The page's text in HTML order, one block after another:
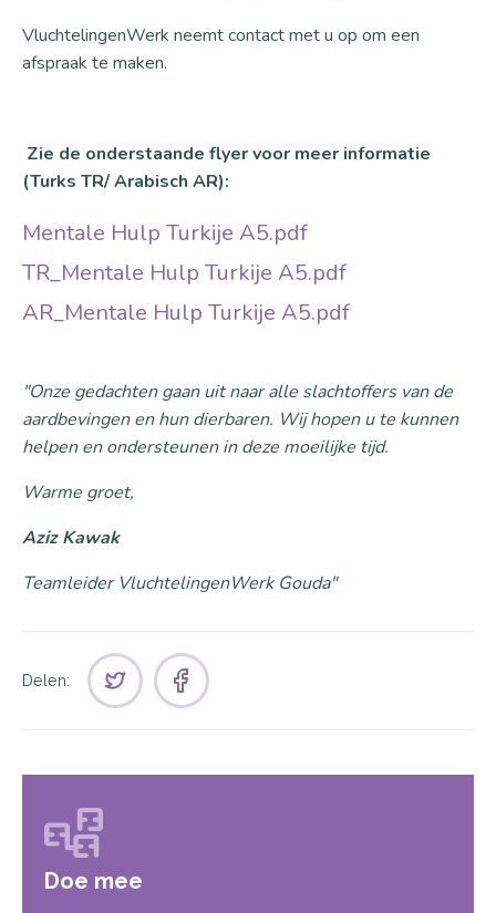
VluchtelingenWerk neemt contact met u op om een
afspraak te maken.
Zie de onderstaande flyer voor meer informatie
(Turks TR/ Arabisch AR):
Document
Mentale Hulp Turkije A5.pdf
Document
TR_Mentale Hulp Turkije A5.pdf
Document
AR_Mentale Hulp Turkije A5.pdf
"Onze gedachten gaan uit naar alle slachtoffers van de
aardbevingen en hun dierbaren. Wij hopen u te kunnen
helpen en ondersteunen in deze moeilijke tijd.
Warme groet,
Aziz Kawak
Teamleider VluchtelingenWerk Gouda"
Delen:
Doe mee